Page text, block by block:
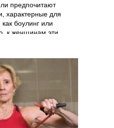
предпочитают
характерные для
боулинг или
к женщинам эти